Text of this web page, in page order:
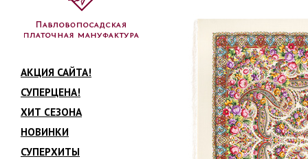
АКЦИЯ САЙТА!
СУПЕРЦЕНА!
ХИТ СЕЗОНА
НОВИНКИ
СУПЕРХИТЫ